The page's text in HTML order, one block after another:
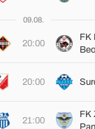
09.08.
20:00
FK
20:00
21:00
FK